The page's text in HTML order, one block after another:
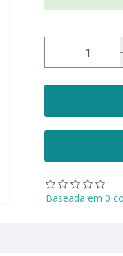
Baseada em 0